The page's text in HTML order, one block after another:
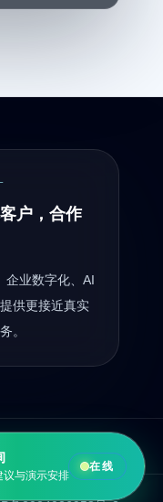
户，合作
企业数字化、AI
供更接近真实
。
议与演示安排
在线